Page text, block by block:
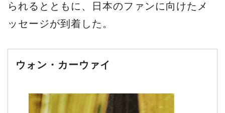
られるとともに、日本のファンに向けたメ
ッセージが到着した。
ウォン・カーウァイ